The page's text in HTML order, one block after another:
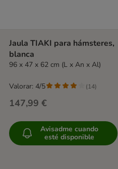
Jaula TIAKI para hámsteres,
blanca
96 x 47 x 62 cm (L x An x Al)
147,99 €
Valorar: 4/5 (14)
Avisadme cuando
esté disponible